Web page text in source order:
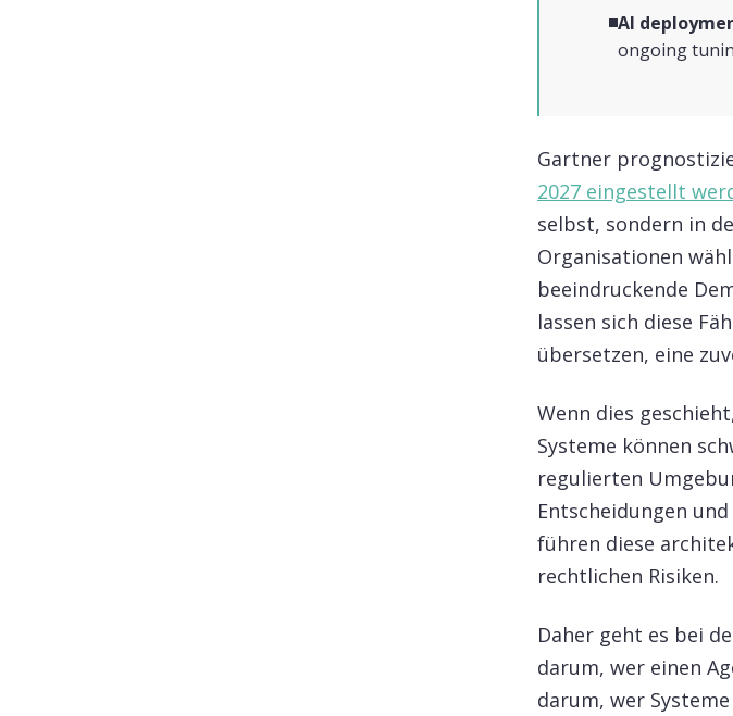
AI
ongoing
Gartner
2027 eingestellt
selbst, sondern in
Organisationen
beeindruckende
lassen sich diese
übersetzen, eine
Wenn dies
Systeme können
regulierten
Entscheidungen
führen diese
rechtlichen Risiken.
Daher geht es bei
darum, wer einen
darum, wer